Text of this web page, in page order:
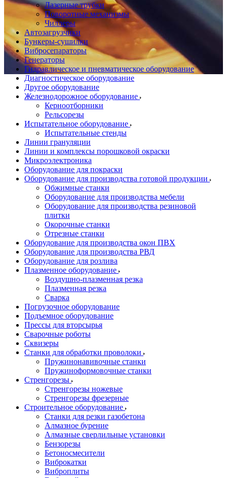
Лазерные трубки
Поворотные механизмы
Чиллеры
Автозагрузчики
Бункеры-сушилки
Вибросепараторы
Генераторы
Гидравлическое и пневматическое оборудование
Диагностическое оборудование
Другое оборудование
Железнодорожное оборудование
Керноотборники
Рельсорезы
Испытательное оборудование
Испытательные стенды
Линии грануляции
Линии и комплексы порошковой окраски
Микроэлектроника
Оборудование для покраски
Оборудование для производства готовой продукции
Обжимные станки
Оборудование для производства мебели
Оборудование для производства резиновой
плитки
Окорочные станки
Отрезные станки
Оборудование для производства окон ПВХ
Оборудование для производства РВД
Оборудование для розлива
Плазменное оборудование
Воздушно-плазменная резка
Плазменная резка
Сварка
Погрузочное оборудование
Подъемное оборудование
Прессы для вторсырья
Сварочные роботы
Сквизеры
Станки для обработки проволоки
Пружинонавивочные станки
Пружиноформовочные станки
Стренгорезы
Стренгорезы ножевые
Стренгорезы фрезерные
Строительное оборудование
Станки для резки газобетона
Алмазное бурение
Алмазные сверлильные установки
Бензорезы
Бетоносмесители
Виброкатки
Виброплиты